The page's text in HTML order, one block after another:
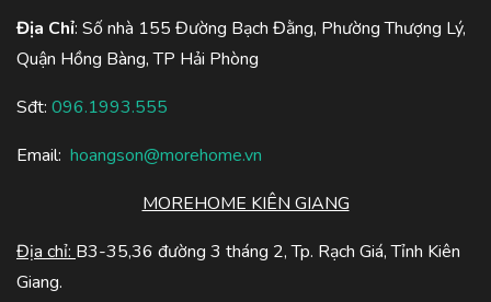
Địa Chỉ: Số nhà 155 Đường Bạch Đằng, Phường Thượng Lý,
Quận Hồng Bàng, TP Hải Phòng
Sđt: 096.1993.555
Email: hoangson@morehome.vn
MOREHOME KIÊN GIANG
Địa chỉ: B3-35,36 đường 3 tháng 2, Tp. Rạch Giá, Tỉnh Kiên
Giang.